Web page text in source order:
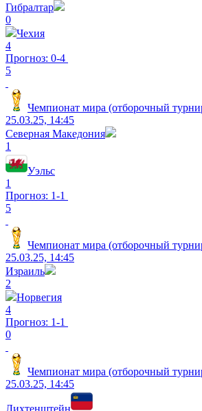
Гибралтар
0
Чехия
4
Прогноз: 0-4
5
Чемпионат мира (отборочный
25.03.25, 14:45
Северная Македония
1
Уэльс
1
Прогноз: 1-1
5
Чемпионат мира (отборочный
25.03.25, 14:45
Израиль
2
Норвегия
4
Прогноз: 1-1
0
Чемпионат мира (отборочный
25.03.25, 14:45
Лихтенштейн